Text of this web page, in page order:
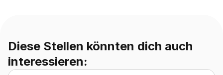
Diese Stellen könnten dich auch
interessieren: